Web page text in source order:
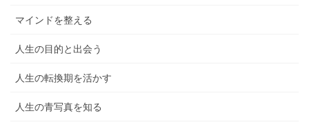
マインドを整える
人生の目的と出会う
人生の転換期を活かす
人生の青写真を知る